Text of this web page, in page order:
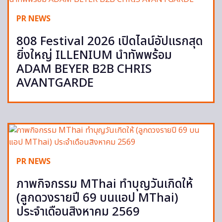
PR NEWS
808 Festival 2026 เปิดไลน์อัปแรกสุด
ยิ่งใหญ่ ILLENIUM นำทัพพร้อม
ADAM BEYER B2B CHRIS
AVANTGARDE
PR NEWS
ภาพกิจกรรม MThai ทำบุญวันเกิดให้
(ลูกดวงรายปี 69 บนแอป MThai)
ประจำเดือนสิงหาคม 2569